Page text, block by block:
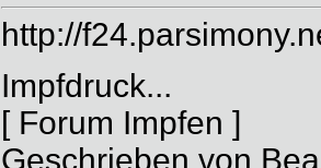
http://
Impfdruck...
[ Forum Impfen ]
Geschrieben von